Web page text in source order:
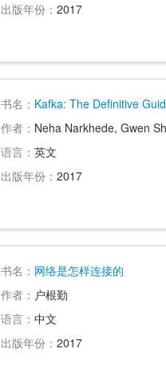
出版年份： 2017
书名： Kafka: The Definitive
作者： Neha Narkhede, Gwen
语言： 英文
出版年份： 2017
书名： 网络是怎样连接的
作者： 户根勤
语言： 中文
出版年份： 2017